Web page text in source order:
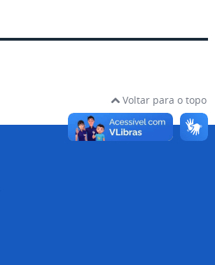
Voltar para o topo